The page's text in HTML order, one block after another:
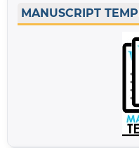
MANUSCRIPT